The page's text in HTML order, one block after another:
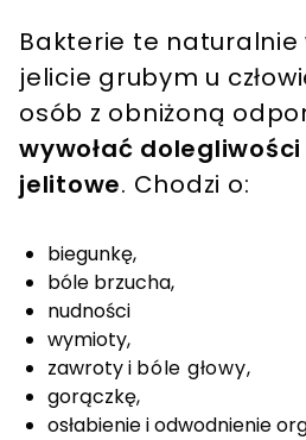
Bakterie te naturalnie
jelicie grubym u
osób z obniżoną
wywołać
jelitowe. Chodzi o:
biegunkę,
bóle brzucha,
nudności
wymioty,
zawroty i bóle głowy,
gorączkę,
osłabienie i odwodnienie